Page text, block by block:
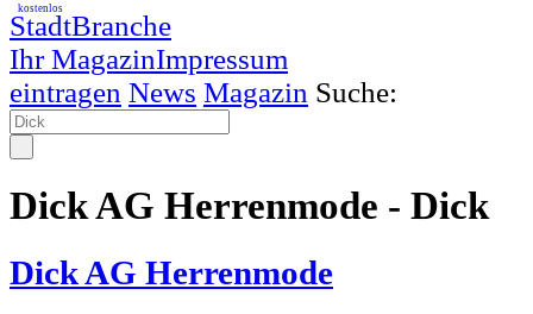
StadtBranche
Ihr MagazinImpressum
kostenlos
eintragen News Magazin Suche:
Dick AG Herrenmode - Dick
Dick AG Herrenmode